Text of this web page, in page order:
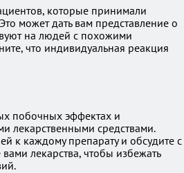
которые принимали
может дать вам представление о
на людей с похожими
что индивидуальная реакция
побочных эффектах и
лекарственными средствами.
к каждому препарату и обсудите с
лекарства, чтобы избежать